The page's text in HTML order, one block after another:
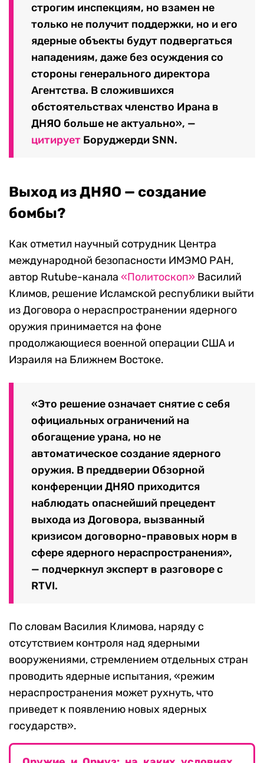
строгим инспекциям, но взамен не
только не получит поддержки, но и его
ядерные объекты будут подвергаться
нападениям, даже без осуждения со
стороны генерального директора
Агентства. В сложившихся
обстоятельствах членство Ирана в
ДНЯО больше не актуально», —
цитирует Боруджерди SNN.
Выход из ДНЯО — создание
бомбы?
Как отметил научный сотрудник Центра
международной безопасности ИМЭМО РАН,
автор Rutube-канала «Политоскоп» Василий
Климов, решение Исламской республики выйти
из Договора о нераспространении ядерного
оружия принимается на фоне
продолжающиеся военной операции США и
Израиля на Ближнем Востоке.
«Это решение означает снятие с себя
официальных ограничений на
обогащение урана, но не
автоматическое создание ядерного
оружия. В преддверии Обзорной
конференции ДНЯО приходится
наблюдать опаснейший прецедент
выхода из Договора, вызванный
кризисом договорно-правовых норм в
сфере ядерного нераспространения»,
— подчеркнул эксперт в разговоре с
RTVI.
По словам Василия Климова, наряду с
отсутствием контроля над ядерными
вооружениями, стремлением отдельных стран
проводить ядерные испытания, «режим
нераспространения может рухнуть, что
приведет к появлению новых ядерных
государств».